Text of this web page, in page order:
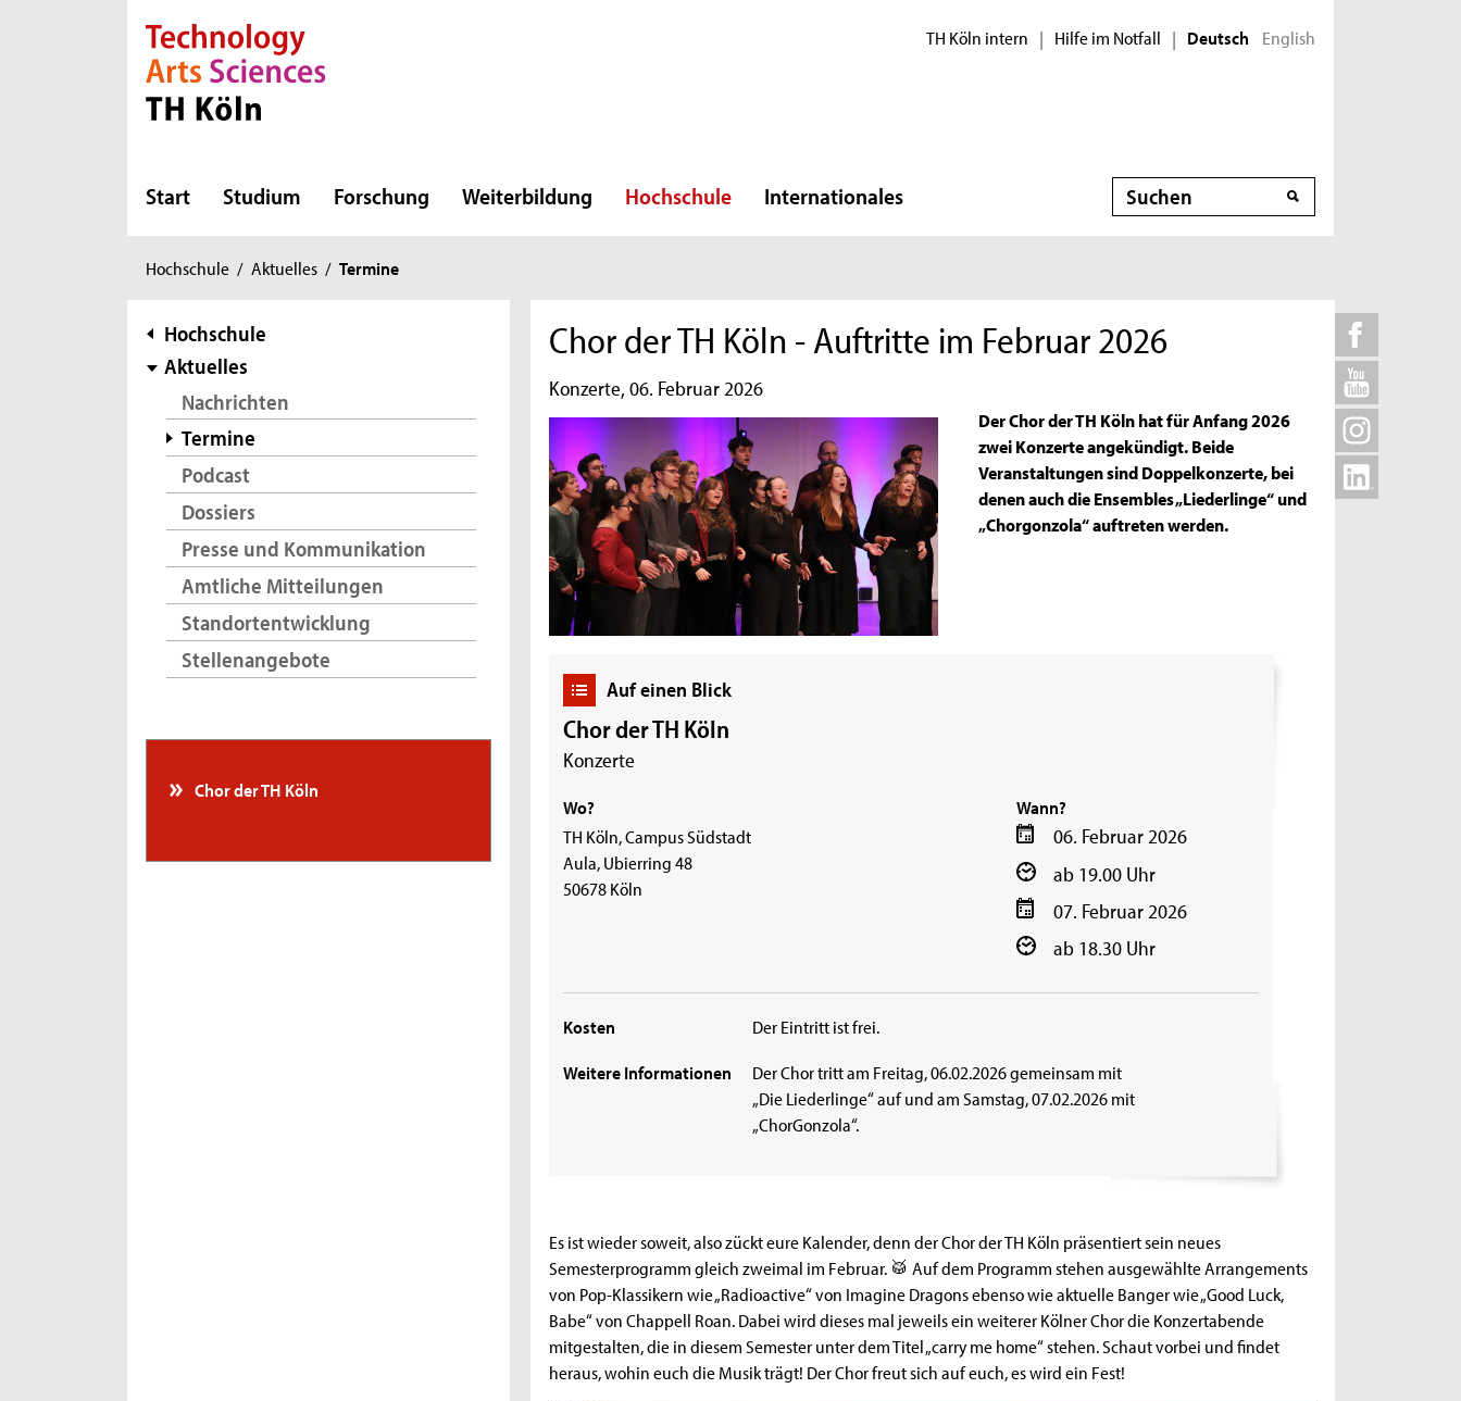
Direkt zur Hauptnavigation
Direkt zur Subnavigation
Direkt zum Inhalt
Direkt zum Fußbereich TH Köln intern | Hilfe im Notfall | Deutsch English
Start Studium Forschung Weiterbildung Hochschule Internationales Suche
Sie
hier:
Hochschule / Aktuelles / Termine
Subnavigation
Hochschule
Aktuelles
Nachrichten
Termine
Podcast
Dossiers
Presse und Kommunikation
Amtliche Mitteilungen
Standortentwicklung
Stellenangebote
Chor der TH Köln
Chor der TH Köln - Auftritte im Februar 2026
Konzerte, 06. Februar 2026
Der Chor der TH Köln hat für Anfang 2026
zwei Konzerte angekündigt. Beide
Veranstaltungen sind Doppelkonzerte, bei
denen auch die Ensembles „Liederlinge“ und
„Chorgonzola“ auftreten werden.
Auf einen Blick
Chor der TH Köln
Konzerte
Wann?
06. Februar 2026
ab 19.00 Uhr
07. Februar 2026
ab 18.30 Uhr
Wo?
TH Köln, Campus Südstadt
Aula, Ubierring 48
50678 Köln
Kosten
Der Eintritt ist frei.
Weitere Informationen
Der Chor tritt am Freitag, 06.02.2026 gemeinsam mit
„Die Liederlinge“ auf und am Samstag, 07.02.2026 mit
„ChorGonzola“.
Es ist wieder soweit, also zückt eure Kalender, denn der Chor der TH Köln präsentiert sein neues
Semesterprogramm gleich zweimal im Februar. 🥁 Auf dem Programm stehen ausgewählte Arrangements
von Pop-Klassikern wie „Radioactive“ von Imagine Dragons ebenso wie aktuelle Banger wie „Good Luck,
Babe“ von Chappell Roan. Dabei wird dieses mal jeweils ein weiterer Kölner Chor die Konzertabende
mitgestalten, die in diesem Semester unter dem Titel „carry me home“ stehen. Schaut vorbei und findet
heraus, wohin euch die Musik trägt! Der Chor freut sich auf euch, es wird ein Fest!